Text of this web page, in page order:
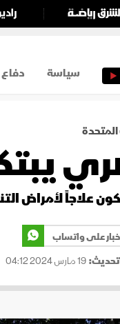
سياسة دفاع
المتحدة
علاجاً لأمراض
على واتساب
تحديث:19 مارس 2024 04:12